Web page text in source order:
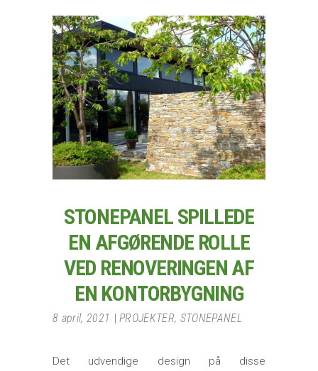
STONEPANEL SPILLEDE
EN AFGØRENDE ROLLE
VED RENOVERINGEN AF
EN KONTORBYGNING
8 april, 2021 PROJEKTER, STONEPANEL
Det udvendige design på disse